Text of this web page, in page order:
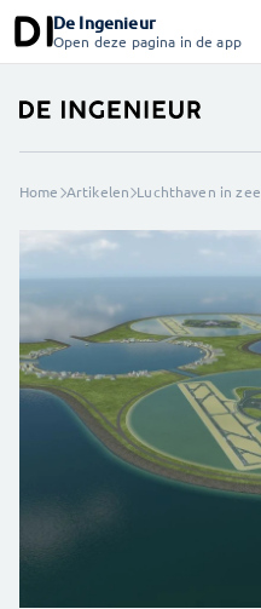
De Ingenieur
Open deze pagina in de app
Home Artikelen Luchthaven in zee